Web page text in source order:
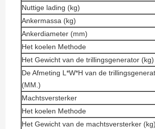
Nuttige lading (kg)
Ankermassa (kg)
Ankerdiameter (mm)
Het koelen Methode
Het Gewicht van de trillingsgenerator (kg)
De Afmeting L*W*H van de
(MM.)
Machtsversterker
Het koelen Methode
Het Gewicht van de machtsversterker (kg)